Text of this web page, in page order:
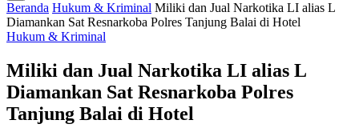
Beranda Hukum & Kriminal Miliki dan Jual Narkotika LI alias L
Diamankan Sat Resnarkoba Polres Tanjung Balai di Hotel
Hukum & Kriminal
Miliki dan Jual Narkotika LI alias L
Diamankan Sat Resnarkoba Polres
Tanjung Balai di Hotel